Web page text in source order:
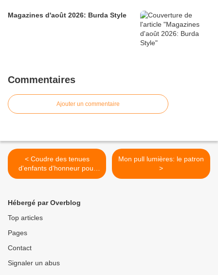
Magazines d'août 2026: Burda Style
Commentaires
Ajouter un commentaire
< Coudre des tenues
d'enfants d'honneur pour
un mariage + bonus
Mon pull lumières: le patron
>
Hébergé par Overblog
Top articles
Pages
Contact
Signaler un abus